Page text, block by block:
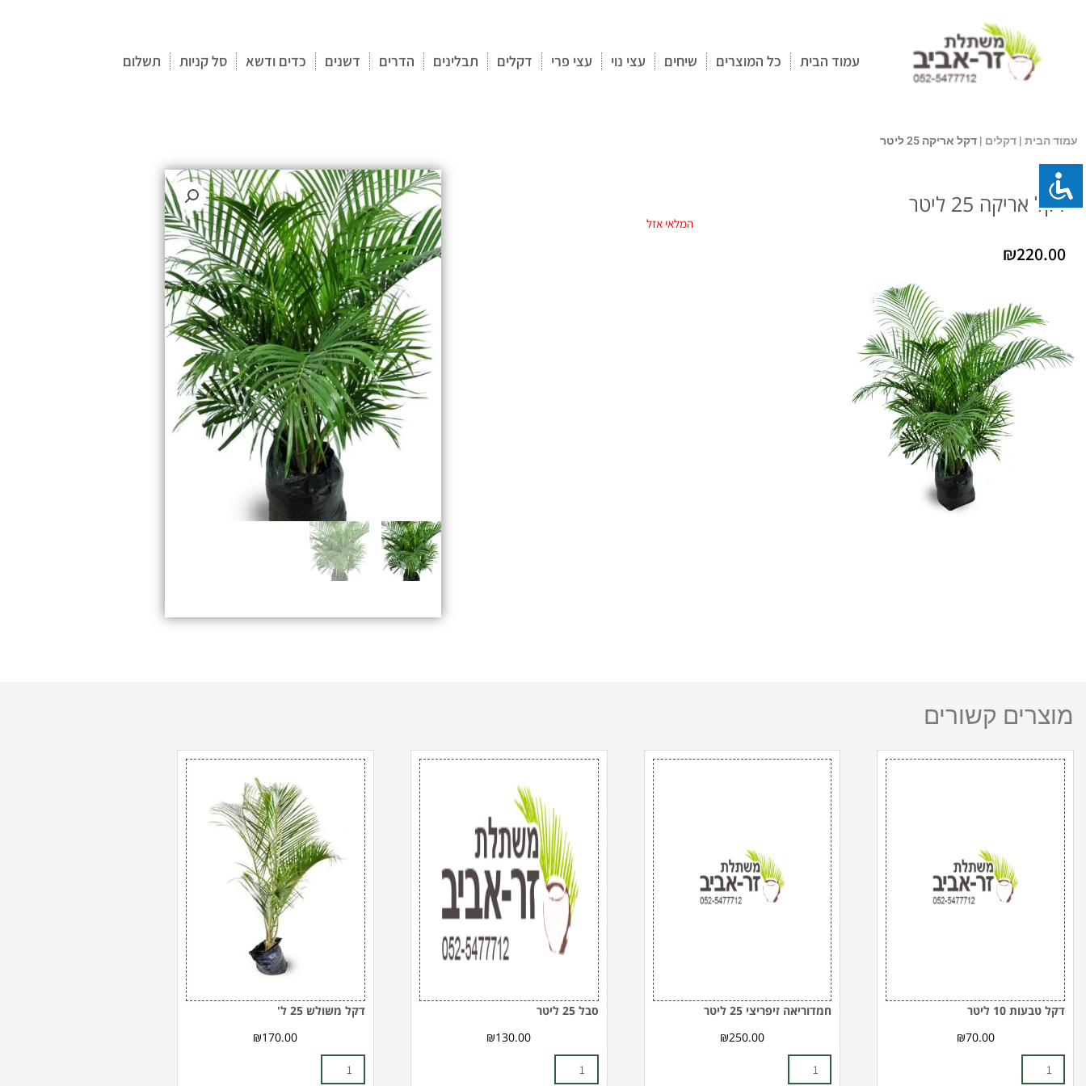
עמוד הבית כל המוצרים שיחים עצי נוי עצי פרי דקלים תבלינים הדרים דשנים כדים ודשא סל קניות תשלום
עמוד הבית | דקלים | דקל אריקה 25 ליטר
דקל אריקה 25 ליטר
₪220.00
המלאי אזל
מוצרים קשורים
דקל טבעות 10 ליטר
₪70.00
כמות
של
דקל
טבעות
10
ליטר
חמדוריאה זיפריצי 25 ליטר
₪250.00
כמות
של
חמדוריאה
זיפריצי
25
ליטר
סבל 25 ליטר
₪130.00
כמות
של
סבל
25
ליטר
דקל משולש 25 ל'
₪170.00
כמות
של
דקל
משולש
25
ל'